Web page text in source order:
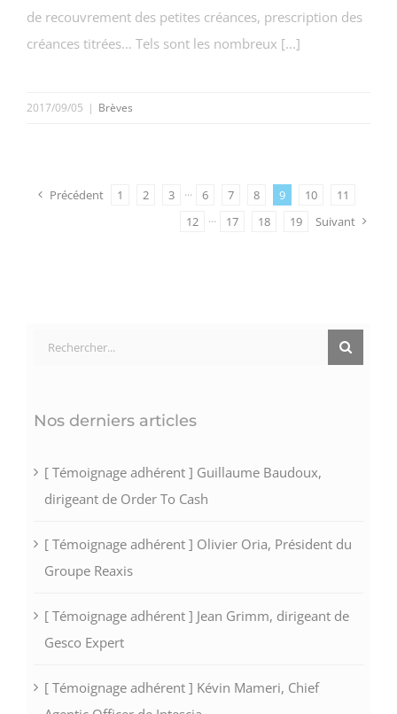
de recouvrement des petites créances, prescription des
créances titrées… Tels sont les nombreux [...]
2017/09/05 | Brèves
Précédent 1 2 3 ··· 6 7 8 9 10
11
12
··· 17 18 19 Suivant
Rechercher:
Nos derniers articles
[ Témoignage adhérent ] Guillaume Baudoux,
dirigeant de Order To Cash
[ Témoignage adhérent ] Olivier Oria, Président du
Groupe Reaxis
[ Témoignage adhérent ] Jean Grimm, dirigeant de
Gesco Expert
[ Témoignage adhérent ] Kévin Mameri, Chief